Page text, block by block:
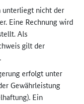
nicht der
Eine Rechnung wird
Als
gilt der
erfolgt unter
Gewährleistung
Ein